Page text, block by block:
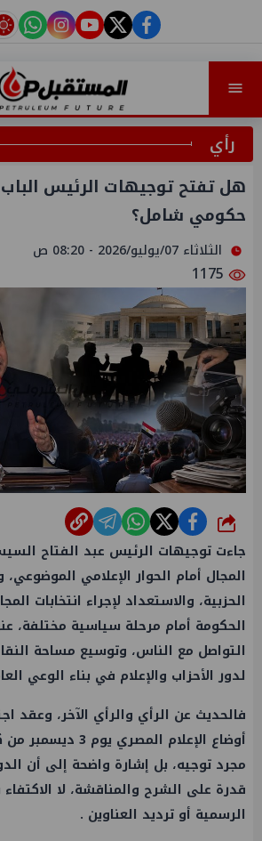
facebook
twitter
youtube
رأي
هل تفتح توجيهات الرئيس الباب
حكومي شامل؟
الثلاثاء 07/يوليو/2026 - 08:20 ص
شارك
جاءت توجيهات الرئيس عبد الفتاح
المجال أمام الحوار الإعلامي
الحزبية، والاستعداد لإجراء انتخابات
الحكومة أمام مرحلة سياسية مختلفة،
التواصل مع الناس، وتوسيع مساحة
لدور الأحزاب والإعلام في بناء الوعي
فالحديث عن الرأي والرأي الآخر، وعقد
أوضاع الإعلام المصري
مجرد توجيه، بل إشارة واضحة إلى أن
قدرة على الشرح والمناقشة، لا الاكتفاء
الرسمية أو ترديد العناوين .